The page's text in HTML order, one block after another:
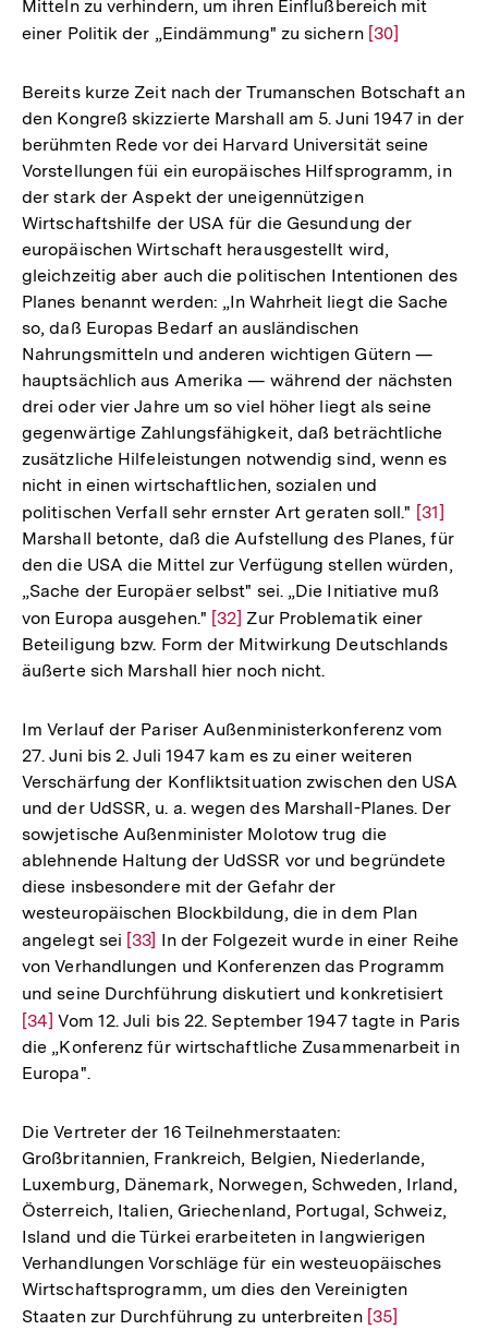
Mitteln zu verhindern, um ihren Einflußbereich mit
einer Politik der „Eindämmung" zu sichern Zur
der
Fußnote
[30]
Bereits kurze Zeit nach der Trumanschen Botschaft an
den Kongreß skizzierte Marshall am 5. Juni 1947 in der
berühmten Rede vor dei Harvard Universität seine
Vorstellungen füi ein europäisches Hilfsprogramm, in
der stark der Aspekt der uneigennützigen
Wirtschaftshilfe der USA für die Gesundung der
europäischen Wirtschaft herausgestellt wird,
gleichzeitig aber auch die politischen Intentionen des
Planes benannt werden: „In Wahrheit liegt die Sache
so, daß Europas Bedarf an ausländischen
Nahrungsmitteln und anderen wichtigen Gütern —
hauptsächlich aus Amerika — während der nächsten
drei oder vier Jahre um so viel höher liegt als seine
gegenwärtige Zahlungsfähigkeit, daß beträchtliche
zusätzliche Hilfeleistungen notwendig sind, wenn es
nicht in einen wirtschaftlichen, sozialen und
politischen Verfall sehr ernster Art geraten soll." Zur
der
Fußnote
[31]
Marshall betonte, daß die Aufstellung des Planes, für
den die USA die Mittel zur Verfügung stellen würden,
„Sache der Europäer selbst" sei. „Die Initiative muß
von Europa ausgehen." Zur
Auflösung
der
[32] Zur Problematik einer
Beteiligung bzw. Form der Mitwirkung Deutschlands
äußerte sich Marshall hier noch nicht.
Im Verlauf der Pariser Außenministerkonferenz vom
27. Juni bis 2. Juli 1947 kam es zu einer weiteren
Verschärfung der Konfliktsituation zwischen den USA
und der UdSSR, u. a. wegen des Marshall-Planes. Der
sowjetische Außenminister Molotow trug die
ablehnende Haltung der UdSSR vor und begründete
diese insbesondere mit der Gefahr der
westeuropäischen Blockbildung, die in dem Plan
angelegt sei Zur
Auflösung
der
Fußnote
[33] In der Folgezeit wurde in einer Reihe
von Verhandlungen und Konferenzen das Programm
und seine Durchführung diskutiert und konkretisiert
der
[34] Vom 12. Juli bis 22. September 1947 tagte in Paris
die „Konferenz für wirtschaftliche Zusammenarbeit in
Europa".
Die Vertreter der 16 Teilnehmerstaaten:
Großbritannien, Frankreich, Belgien, Niederlande,
Luxemburg, Dänemark, Norwegen, Schweden, Irland,
Österreich, Italien, Griechenland, Portugal, Schweiz,
Island und die Türkei erarbeiteten in langwierigen
Verhandlungen Vorschläge für ein westeuopäisches
Wirtschaftsprogramm, um dies den Vereinigten
Staaten zur Durchführung zu unterbreiten Zur
[35]